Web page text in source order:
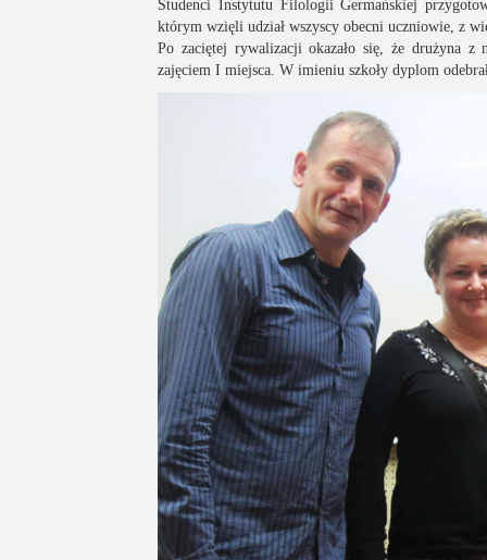
Studenci Instytutu Filologii Germańskiej
którym wzięli udział wszyscy obecni uczniowie, z
Po zaciętej rywalizacji okazało się, że drużyna z
zajęciem I miejsca. W imieniu szkoły dyplom